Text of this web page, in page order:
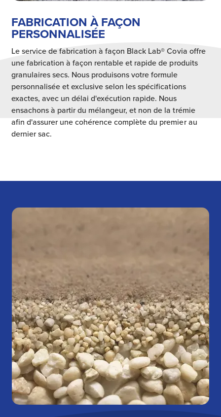
FABRICATION À FAÇON
PERSONNALISÉE
Le service de fabrication à façon Black Lab® Covia offre
une fabrication à façon rentable et rapide de produits
granulaires secs. Nous produisons votre formule
personnalisée et exclusive selon les spécifications
exactes, avec un délai d'exécution rapide. Nous
ensachons à partir du mélangeur, et non de la trémie
afin d'assurer une cohérence complète du premier au
dernier sac.